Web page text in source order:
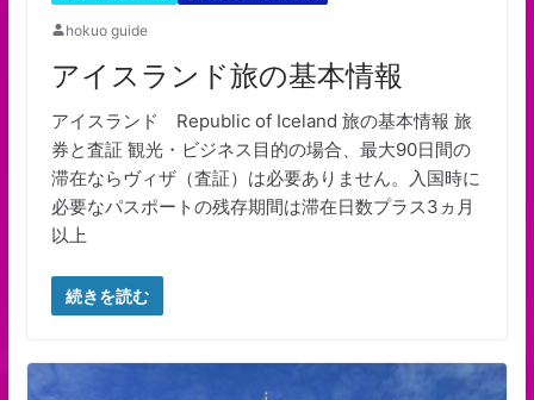
hokuo guide
アイスランド旅の基本情報
アイスランド Republic of Iceland 旅の基本情報 旅
券と査証 観光・ビジネス目的の場合、最大90日間の
滞在ならヴィザ（査証）は必要ありません。入国時に
必要なパスポートの残存期間は滞在日数プラス3ヵ月
以上
続きを読む